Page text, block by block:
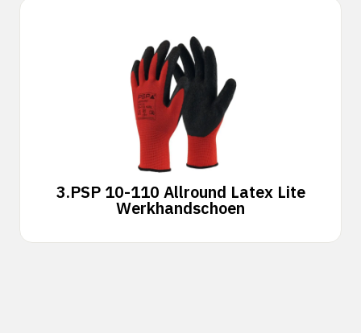
3.PSP 10-110 Allround Latex Lite
Werkhandschoen